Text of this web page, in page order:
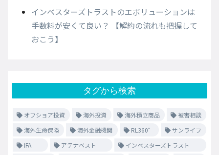
インベスターズトラストのエボリューションは
手数料が安くて良い？ 【解約の流れも把握して
おこう】
タグから検索
オフショア投資 海外投資 海外積立商品
被害相談
海外生命保険
海外金融機関 RL360゜
サンライフ
IFA
アテナベスト
インベスターズトラスト